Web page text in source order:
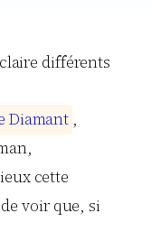
différents
Diamant ,
cette
voir que, si